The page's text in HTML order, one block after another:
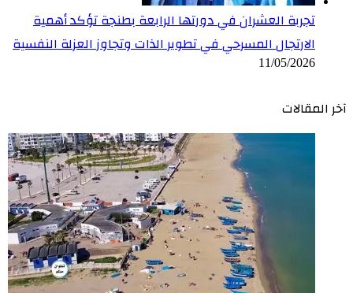
تجربة العشران في دورتها الرابعة بطنجة تؤكد أهمية
الارتجال المسرحي في تطوير الذات وتجاوز العزلة النفسية
11/05/2026
آخر المقالات